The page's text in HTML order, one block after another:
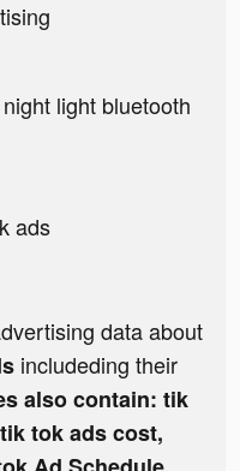
light bluetooth
ads
data about
includeding their
also contain: tik
tok ads cost,